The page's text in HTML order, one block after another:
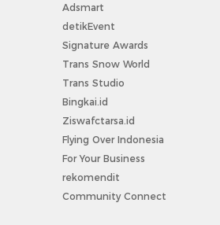
Adsmart
detikEvent
Signature Awards
Trans Snow World
Trans Studio
Bingkai.id
Ziswafctarsa.id
Flying Over Indonesia
For Your Business
rekomendit
Community Connect